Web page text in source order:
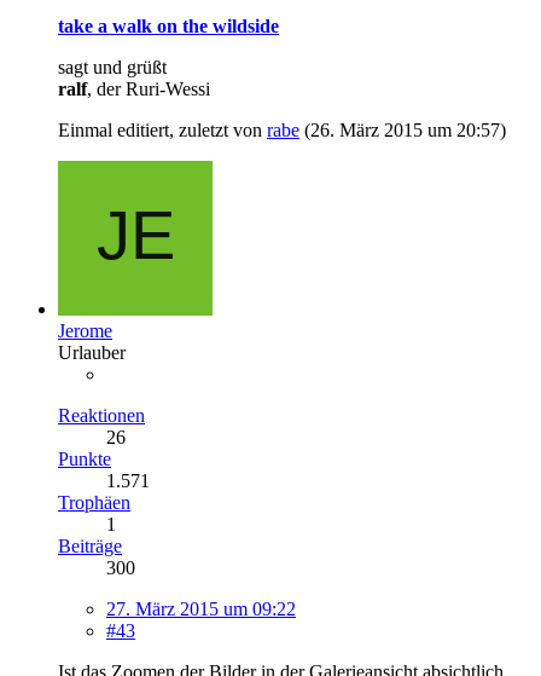
take a walk on the wildside
sagt und grüßt
ralf, der Ruri-Wessi
Einmal editiert, zuletzt von rabe (26. März 2015 um 20:57)
Jerome
Urlauber
Reaktionen
26
Punkte
1.571
Trophäen
1
Beiträge
300
27. März 2015 um 09:22
#43
Ist das Zoomen der Bilder in der Galerieansicht absichtlich